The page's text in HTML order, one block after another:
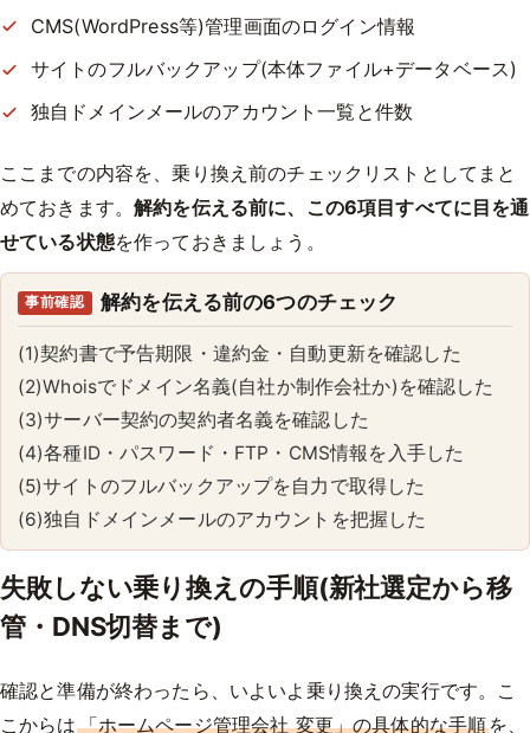
CMS(WordPress等)管理画面のログイン情報
サイトのフルバックアップ(本体ファイル+データベース)
独自ドメインメールのアカウント一覧と件数
ここまでの内容を、乗り換え前のチェックリストとしてまと
めておきます。解約を伝える前に、この6項目すべてに目を通
せている状態を作っておきましょう。
事前確認 解約を伝える前の6つのチェック
(1)契約書で予告期限・違約金・自動更新を確認した
(2)Whoisでドメイン名義(自社か制作会社か)を確認した
(3)サーバー契約の契約者名義を確認した
(4)各種ID・パスワード・FTP・CMS情報を入手した
(5)サイトのフルバックアップを自力で取得した
(6)独自ドメインメールのアカウントを把握した
失敗しない乗り換えの手順(新社選定から移
管・DNS切替まで)
確認と準備が終わったら、いよいよ乗り換えの実行です。こ
こからは「ホームページ管理会社 変更」の具体的な手順を、